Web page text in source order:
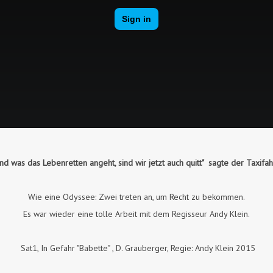
was das Lebenretten angeht, sind wir jetzt auch quitt" sagte der
Wie eine Odyssee: Zwei treten an, um Recht zu bekommen.
Es war wieder eine tolle Arbeit mit dem Regisseur Andy Klein.
Sat1, In Gefahr "Babette" , D. Grauberger, Regie: Andy Klein 2015